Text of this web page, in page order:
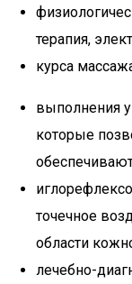
терапия,
курса
выполнения
которые
точечное
области
лечебно-